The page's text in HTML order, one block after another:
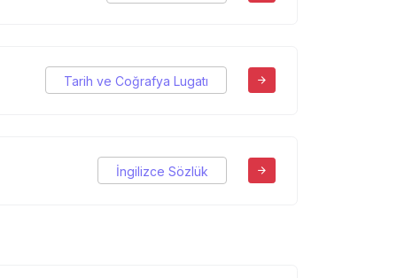
Tarih ve Coğrafya Lugatı
İngilizce Sözlük